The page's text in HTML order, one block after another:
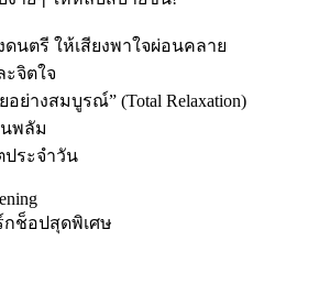
ดนตรี ให้เสียงพาใจผ่อนคลาย
จิตใจ
ย่างสมบูรณ์” (Total Relaxation)
พลัม
ระจำวัน
ช็อปสุดพิเศษ